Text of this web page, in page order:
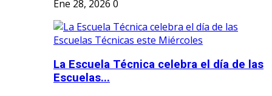
Ene 28, 2026 0
La Escuela Técnica celebra el día de las
Escuelas...